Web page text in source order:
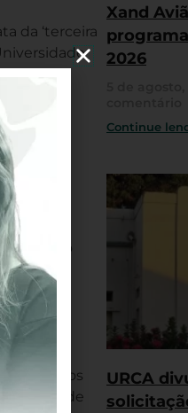
da ‘terceira
apenas
do
de
A
“Muitos
de
Xand
2026
Continue
URCA